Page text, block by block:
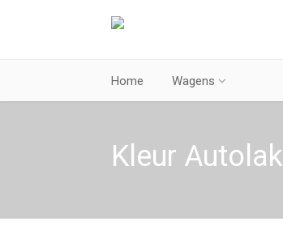
Home Wagens
Kleur Autolak